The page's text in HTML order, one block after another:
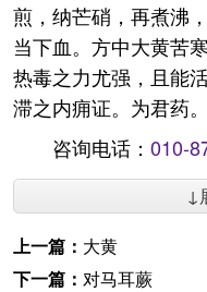
煎，纳芒硝，再煮沸
当下血。方中大黄苦
热毒之力尤强，且能
滞之内痈证。为君药。
咨询电话： 010-
↓
上一篇： 大黄
下一篇： 对马耳蕨